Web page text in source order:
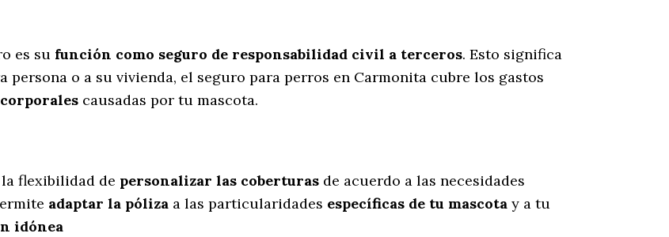
es su función como seguro de responsabilidad civil a terceros. Esto significa
persona o a su vivienda, el seguro para perros en Carmonita cubre los gastos
causadas por tu mascota.
la flexibilidad de personalizar las coberturas de acuerdo a las necesidades
adaptar la póliza a las particularidades específicas de tu mascota y a tu
idónea